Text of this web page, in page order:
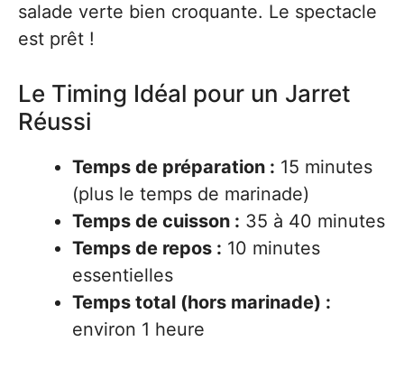
salade verte bien croquante. Le spectacle
est prêt !
Le Timing Idéal pour un Jarret
Réussi
Temps de préparation : 15 minutes
(plus le temps de marinade)
Temps de cuisson : 35 à 40 minutes
Temps de repos : 10 minutes
essentielles
Temps total (hors marinade) :
environ 1 heure